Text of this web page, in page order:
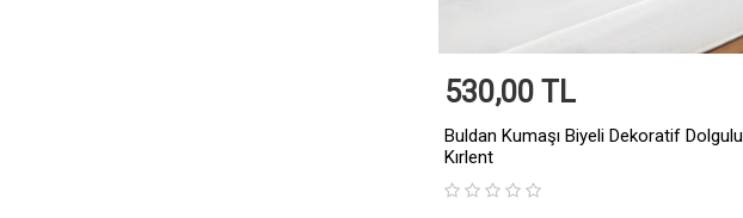
530,00 TL
Buldan Kumaşı Biyeli Dekoratif Dolgulu
Kırlent